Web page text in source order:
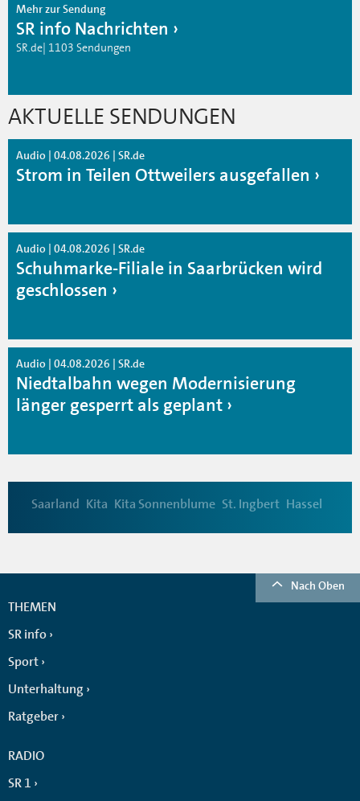
Mehr zur Sendung
SR info Nachrichten
SR.de| 1103 Sendungen
AKTUELLE SENDUNGEN
Audio | 04.08.2026 | SR.de
Strom in Teilen Ottweilers ausgefallen
Audio | 04.08.2026 | SR.de
Schuhmarke-Filiale in Saarbrücken wird
geschlossen
Audio | 04.08.2026 | SR.de
Niedtalbahn wegen Modernisierung
länger gesperrt als geplant
Saarland Kita Kita Sonnenblume St. Ingbert Hassel
Nach Oben
THEMEN
SR info
Sport
Unterhaltung
Ratgeber
RADIO
SR 1